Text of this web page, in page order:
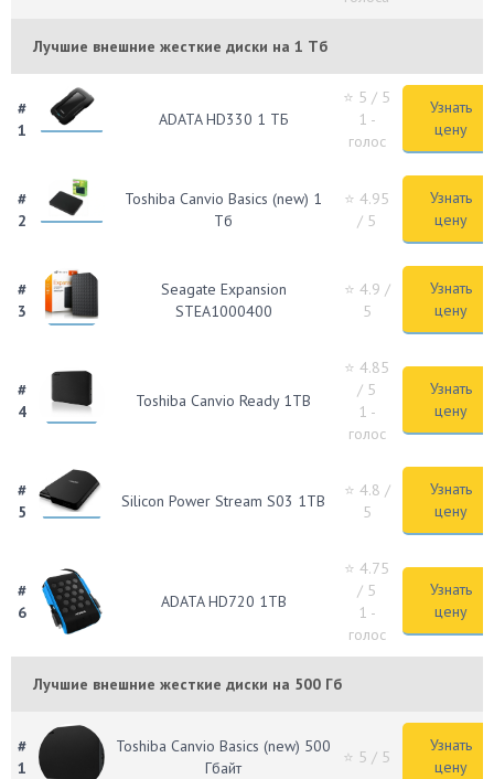
Лучшие внешние жесткие диски на 1 Тб
#
1
ADATA HD330 1 ТБ
⭐ 5 / 5
1 -
голос
Узнать
цену
#
2
Toshiba Canvio Basics (new) 1
Тб
⭐ 4.95
/ 5
Узнать
цену
#
3
Seagate Expansion
STEA1000400
⭐ 4.9 /
5
Узнать
цену
#
4
Toshiba Canvio Ready 1TB
⭐ 4.85
/ 5
1 -
голос
Узнать
цену
#
5
Silicon Power Stream S03 1TB
⭐ 4.8 /
5
Узнать
цену
#
6
ADATA HD720 1TB
⭐ 4.75
/ 5
1 -
голос
Узнать
цену
Лучшие внешние жесткие диски на 500 Гб
#
1
Toshiba Canvio Basics (new) 500
Гбайт
⭐ 5 / 5
Узнать
цену